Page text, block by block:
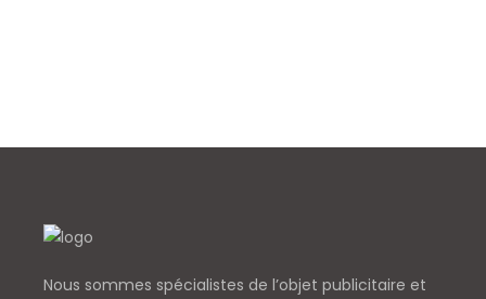
Nous sommes spécialistes de l’objet publicitaire et